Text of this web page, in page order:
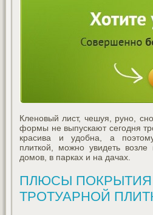
Кленовый лист, чешуя, руно,
формы не выпускают сегодня
красива и удобна, а
плиткой, можно увидеть возле
домов, в парках и на дачах.
ПЛЮСЫ ПОКРЫТИЯ
ТРОТУАРНОЙ